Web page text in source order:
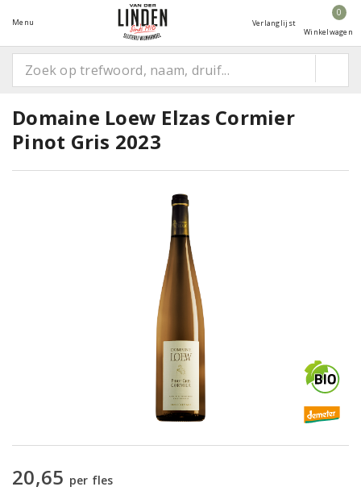
Menu Verlanglijst
0
Winkelwagen
Domaine Loew Elzas Cormier
Pinot Gris 2023
20,65 per fles